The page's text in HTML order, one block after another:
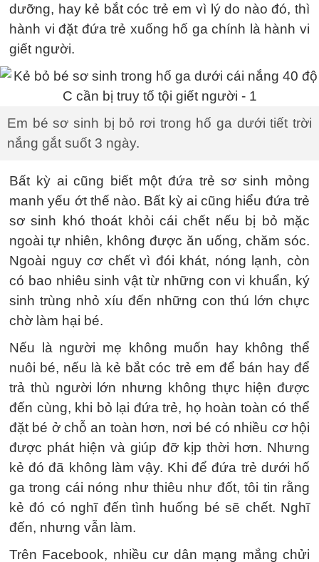
dưỡng, hay kẻ bắt cóc trẻ em vì lý do nào đó, thì
hành vi đặt đứa trẻ xuống hố ga chính là hành vi
giết người.
Em bé sơ sinh bị bỏ rơi trong hố ga dưới tiết trời
nắng gắt suốt 3 ngày.
Bất kỳ ai cũng biết một đứa trẻ sơ sinh mỏng
manh yếu ớt thế nào. Bất kỳ ai cũng hiểu đứa trẻ
sơ sinh khó thoát khỏi cái chết nếu bị bỏ mặc
ngoài tự nhiên, không được ăn uống, chăm sóc.
Ngoài nguy cơ chết vì đói khát, nóng lạnh, còn
có bao nhiêu sinh vật từ những con vi khuẩn, ký
sinh trùng nhỏ xíu đến những con thú lớn chực
chờ làm hại bé.
Nếu là người mẹ không muốn hay không thể
nuôi bé, nếu là kẻ bắt cóc trẻ em để bán hay để
trả thù người lớn nhưng không thực hiện được
đến cùng, khi bỏ lại đứa trẻ, họ hoàn toàn có thể
đặt bé ở chỗ an toàn hơn, nơi bé có nhiều cơ hội
được phát hiện và giúp đỡ kịp thời hơn. Nhưng
kẻ đó đã không làm vậy. Khi để đứa trẻ dưới hố
ga trong cái nóng như thiêu như đốt, tôi tin rằng
kẻ đó có nghĩ đến tình huống bé sẽ chết. Nghĩ
đến, nhưng vẫn làm.
Trên Facebook, nhiều cư dân mạng mắng chửi